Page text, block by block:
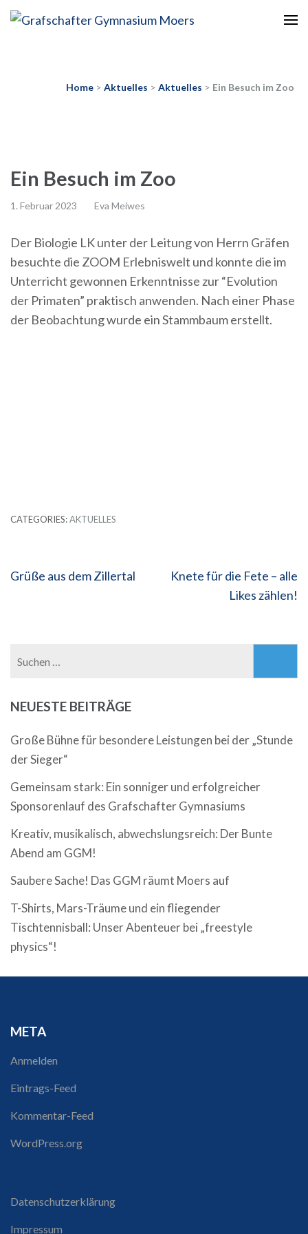
Home > Aktuelles > Aktuelles > Ein Besuch im Zoo
Ein Besuch im Zoo
1. Februar 2023 Eva Meiwes
Der Biologie LK unter der Leitung von Herrn Gräfen
besuchte die ZOOM Erlebniswelt und konnte die im
Unterricht gewonnen Erkenntnisse zur “Evolution
der Primaten” praktisch anwenden. Nach einer Phase
der Beobachtung wurde ein Stammbaum erstellt.
CATEGORIES:AKTUELLES
Beitragsnavigation
Grüße aus dem Zillertal
Knete für die Fete – alle
Likes zählen!
NEUESTE BEITRÄGE
Große Bühne für besondere Leistungen bei der „Stunde
der Sieger“
Gemeinsam stark: Ein sonniger und erfolgreicher
Sponsorenlauf des Grafschafter Gymnasiums
Kreativ, musikalisch, abwechslungsreich: Der Bunte
Abend am GGM!
Saubere Sache! Das GGM räumt Moers auf
T-Shirts, Mars-Träume und ein fliegender
Tischtennisball: Unser Abenteuer bei „freestyle
physics“!
META
Anmelden
Eintrags-Feed
Kommentar-Feed
WordPress.org
Datenschutzerklärung
Impressum